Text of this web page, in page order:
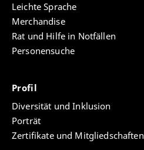
Leichte Sprache
Merchandise
Rat und Hilfe in Notfällen
Personensuche
Profil
Diversität und Inklusion
Porträt
Zertifikate und Mitgliedschaften